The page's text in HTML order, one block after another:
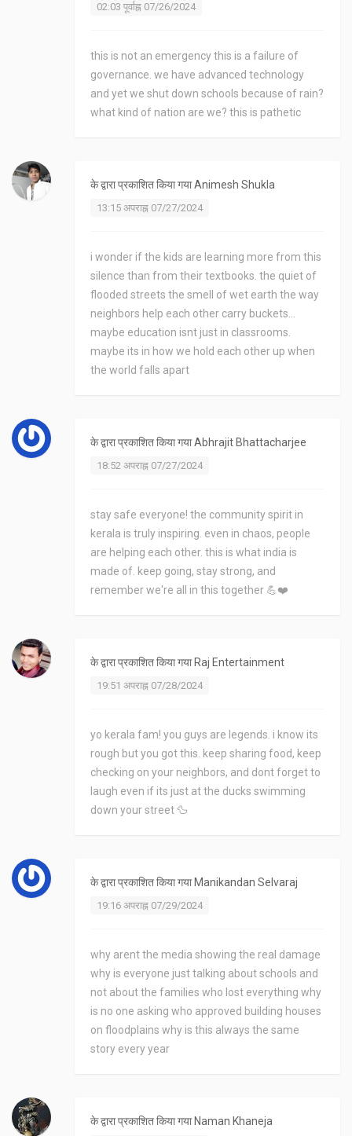
02:03 पूर्वाह्न 07/26/2024
this is not an emergency this is a failure of
governance. we have advanced technology
and yet we shut down schools because of rain?
what kind of nation are we? this is pathetic
के द्वारा प्रकाशित किया गयाAnimesh Shukla
13:15 अपराह्न 07/27/2024
i wonder if the kids are learning more from this
silence than from their textbooks. the quiet of
flooded streets the smell of wet earth the way
neighbors help each other carry buckets...
maybe education isnt just in classrooms.
maybe its in how we hold each other up when
the world falls apart
के द्वारा प्रकाशित किया गयाAbhrajit Bhattacharjee
18:52 अपराह्न 07/27/2024
stay safe everyone! the community spirit in
kerala is truly inspiring. even in chaos, people
are helping each other. this is what india is
made of. keep going, stay strong, and
remember we're all in this together 💪❤️
के द्वारा प्रकाशित किया गया Raj Entertainment
19:51 अपराह्न 07/28/2024
yo kerala fam! you guys are legends. i know its
rough but you got this. keep sharing food, keep
checking on your neighbors, and dont forget to
laugh even if its just at the ducks swimming
down your street 🦆
के द्वारा प्रकाशित किया गया Manikandan Selvaraj
19:16 अपराह्न 07/29/2024
why arent the media showing the real damage
why is everyone just talking about schools and
not about the families who lost everything why
is no one asking who approved building houses
on floodplains why is this always the same
story every year
के द्वारा प्रकाशित किया गया Naman Khaneja